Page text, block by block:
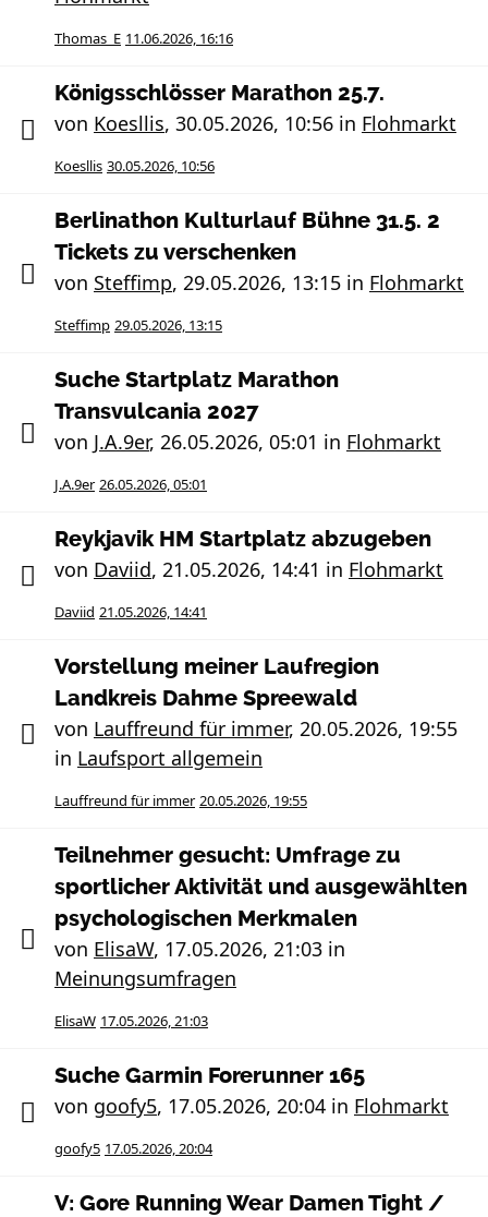
Thomas_E 11.06.2026, 16:16
Königsschlösser Marathon 25.7.
von Koesllis, 30.05.2026, 10:56 in Flohmarkt
Koesllis 30.05.2026, 10:56
Berlinathon Kulturlauf Bühne 31.5. 2
Tickets zu verschenken
von Steffimp, 29.05.2026, 13:15 in Flohmarkt
Steffimp 29.05.2026, 13:15
Suche Startplatz Marathon
Transvulcania 2027
von J.A.9er, 26.05.2026, 05:01 in Flohmarkt
J.A.9er 26.05.2026, 05:01
Reykjavik HM Startplatz abzugeben
von Daviid, 21.05.2026, 14:41 in Flohmarkt
Daviid 21.05.2026, 14:41
Vorstellung meiner Laufregion
Landkreis Dahme Spreewald
von Lauffreund für immer, 20.05.2026, 19:55
in Laufsport allgemein
Lauffreund für immer 20.05.2026, 19:55
Teilnehmer gesucht: Umfrage zu
sportlicher Aktivität und ausgewählten
psychologischen Merkmalen
von ElisaW, 17.05.2026, 21:03 in
Meinungsumfragen
ElisaW 17.05.2026, 21:03
Suche Garmin Forerunner 165
von goofy5, 17.05.2026, 20:04 in Flohmarkt
goofy5 17.05.2026, 20:04
V: Gore Running Wear Damen Tight /